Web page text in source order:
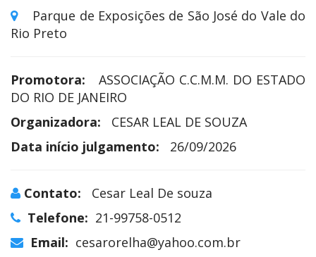
Parque de Exposições de São José do Vale do
Rio Preto
Promotora:
ASSOCIAÇÃO C.C.M.M. DO ESTADO
DO RIO DE JANEIRO
Organizadora:
CESAR LEAL DE SOUZA
Data início julgamento:
26/09/2026
Contato:
Cesar Leal De souza
Telefone: 21-99758-0512
Email: cesarorelha@yahoo.com.br